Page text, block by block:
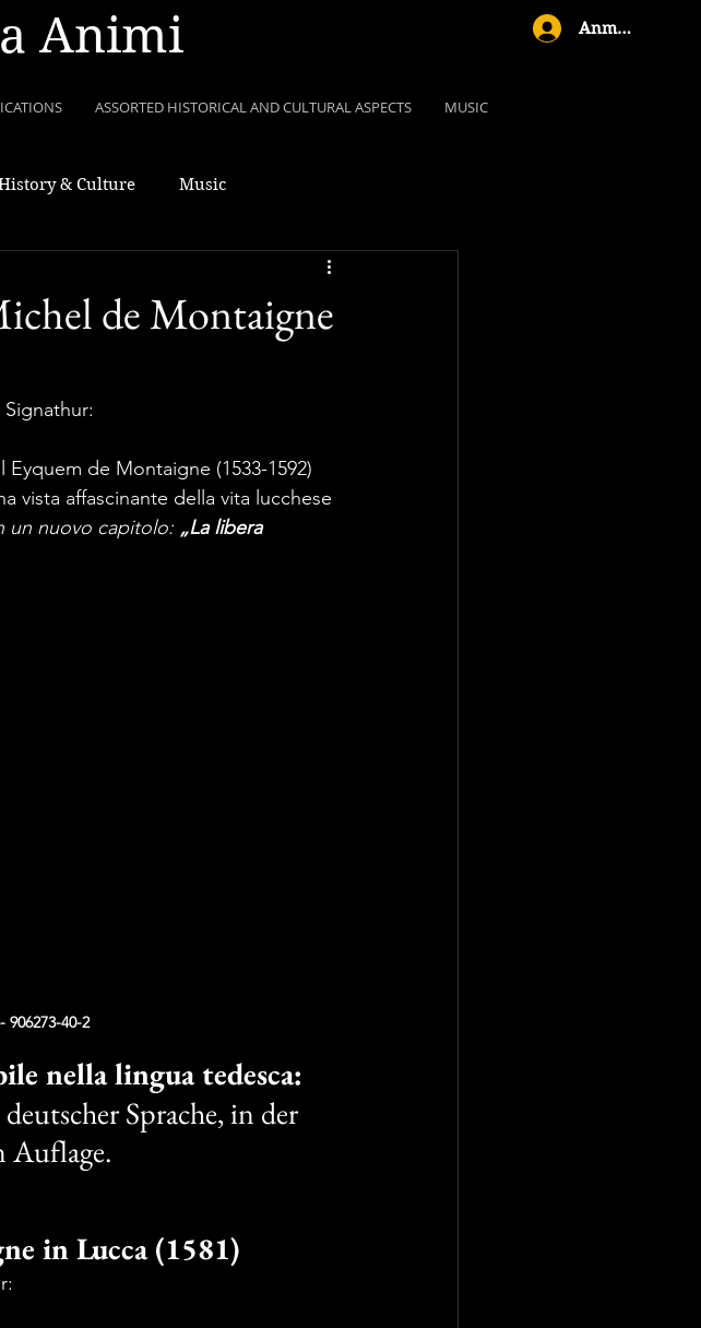
Animi Anmelden
ASSORTED HISTORICAL AND CULTURAL ASPECTS MUSIC
& Culture Music
de Montaigne
de Montaigne (1533-1592)
vista affascinante della vita lucchese
un nuovo capitolo: „La libera
906273-40-2
nella lingua tedesca:
Sprache, in der
Auflage.
in Lucca (1581)